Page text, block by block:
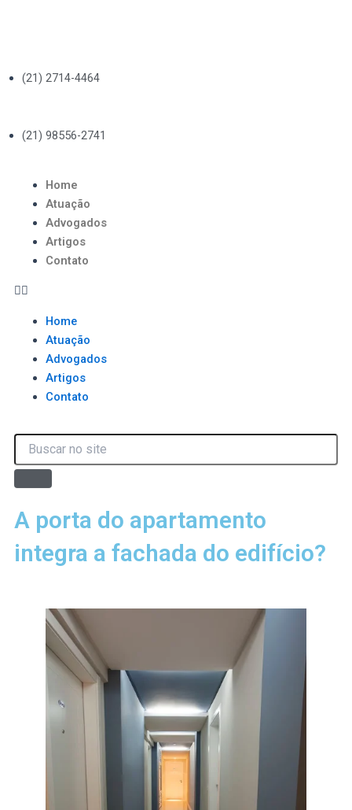
(21) 2714-4464
(21) 98556-2741
Home
Atuação
Advogados
Artigos
Contato
Home
Atuação
Advogados
Artigos
Contato
SearchSearch
A porta do apartamento
integra a fachada do edifício?